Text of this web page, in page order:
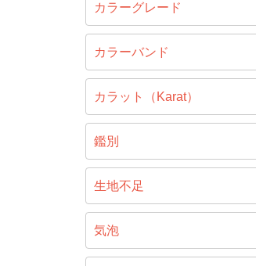
カラーグレード
カラーバンド
カラット（Karat）
鑑別
生地不足
気泡